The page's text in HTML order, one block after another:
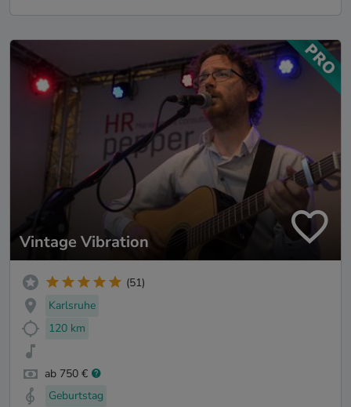
Vintage Vibration
(51)
Karlsruhe
120 km
ab 750 €
Geburtstag